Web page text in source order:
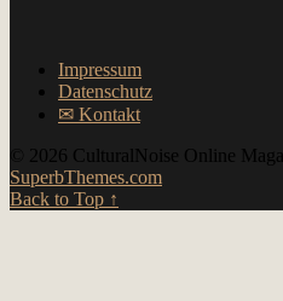
Impressum
Datenschutz
✉︎ Kontakt
© 2026 CulturalNoise Online
SuperbThemes.com
Back to Top ↑